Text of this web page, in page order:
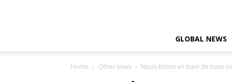
GLOBAL NEWS
Home Other news Nous étions en train de nous